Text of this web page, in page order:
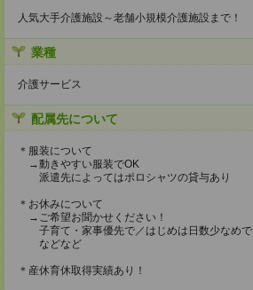
人気大手介護施設～老舗小規模介護施設まで！
業種
介護サービス
配属先について
＊服装について
→動きやすい服装でOK
派遣先によってはポロシャツの貸与あり
＊お休みについて
→ご希望お聞かせください！
子育て・家事優先で／はじめは日数少なめで
などなど
＊産休育休取得実績あり！